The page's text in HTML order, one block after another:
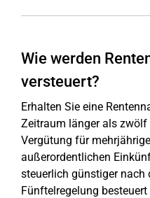
Wie werden
versteuert?
Erhalten Sie eine
Zeitraum länger als
Vergütung für
außerordentlichen
steuerlich günstiger nach
Fünftelregelung besteuert